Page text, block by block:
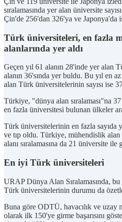
sıralamasında yer alan üniversite
Çin'de 256'dan 326'ya ve Japonya'da
Türk üniversiteleri, en fazla
alanlarında yer aldı
Geçen yıl 61 alanın 28'inde yer alan
alanın 36'sında yer buldu. Bu yıl en
alan Türk üniversitelerinin sayısı ise
Türkiye, "dünya alan sıralaması"na
en fazla üniversitesi bulunan ülkeler
Türk üniversitelerinin en fazla sayıda
ve tıp oldu. Türkiye, mühendislik alan
alanı sıralamasına da 21 üniversite ile
En iyi Türk üniversiteleri
URAP Dünya Alan Sıralamasında,
Türk üniversitelerinin durumu da
Buna göre ODTÜ, havacılık ve uzay
olarak ilk 150'ye girme başarısını